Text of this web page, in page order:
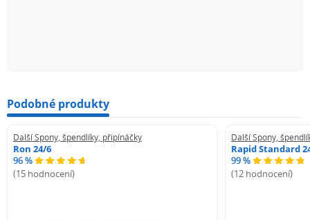
Podobné produkty
Další Spony, špendlíky, připínáčky
Ron 24/6
96 %
(15 hodnocení)
Další Spony,
Rapid Standard
99 %
(12 hodnocení)